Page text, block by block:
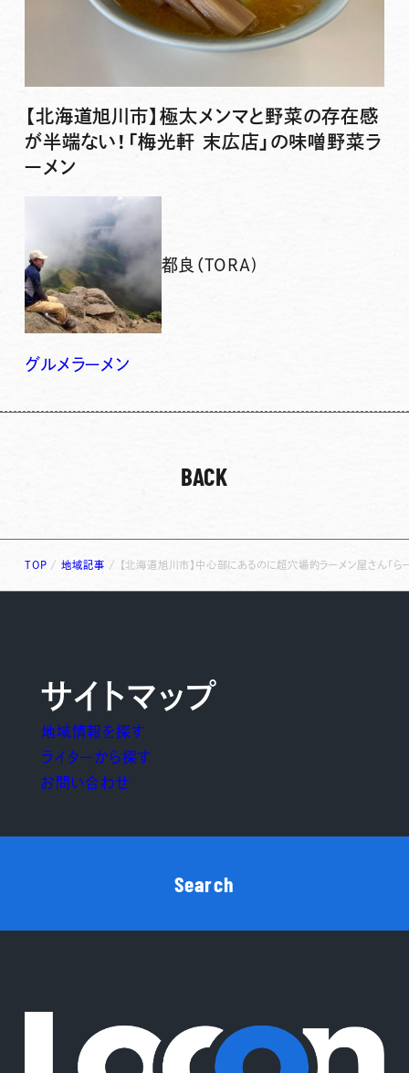
【北海道旭川市】極太メンマと野菜の存在感
が半端ない！「梅光軒 末広店」の味噌野菜ラ
ーメン
都良（TORA)
グルメ ラーメン
BACK
TOP /地域記事 / 【北海道旭川市】中心部にあるのに超穴場的ラーメン屋さん「ら
サイトマップ
地域情報を探す
ライターから探す
お問い合わせ
Search